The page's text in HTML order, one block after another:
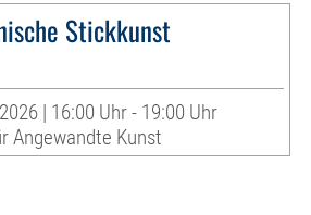
Stickkunst
| 16:00 Uhr - 19:00 Uhr
Angewandte Kunst